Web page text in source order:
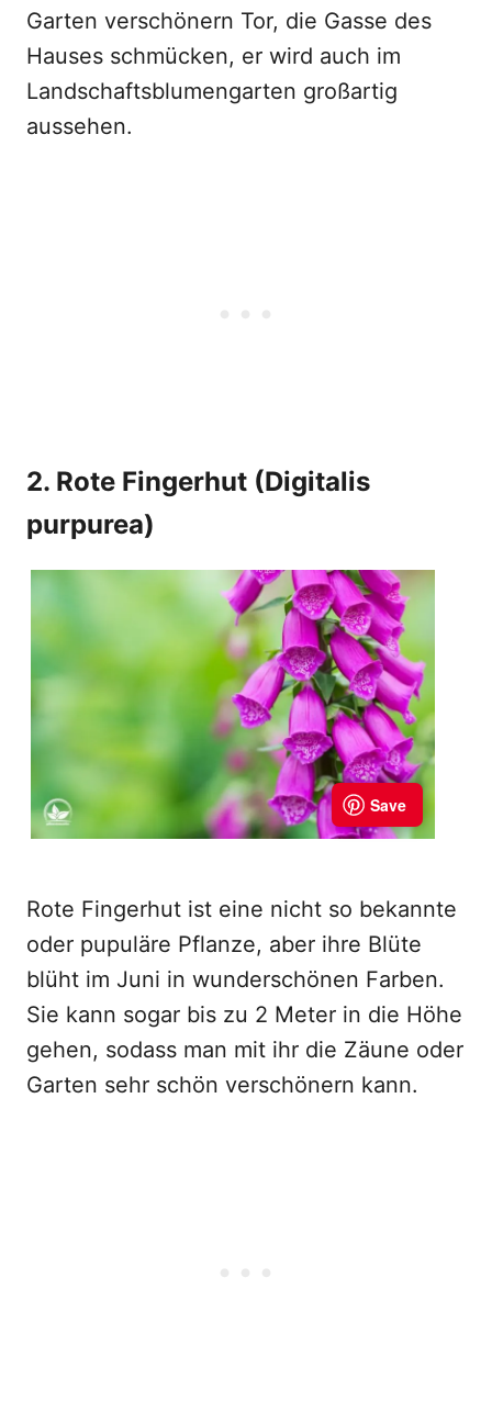
Garten verschönern Tor, die Gasse des
Hauses schmücken, er wird auch im
Landschaftsblumengarten großartig
aussehen.
2. Rote Fingerhut (Digitalis
purpurea)
Rote Fingerhut ist eine nicht so bekannte
oder pupuläre Pflanze, aber ihre Blüte
blüht im Juni in wunderschönen Farben.
Sie kann sogar bis zu 2 Meter in die Höhe
gehen, sodass man mit ihr die Zäune oder
Garten sehr schön verschönern kann.